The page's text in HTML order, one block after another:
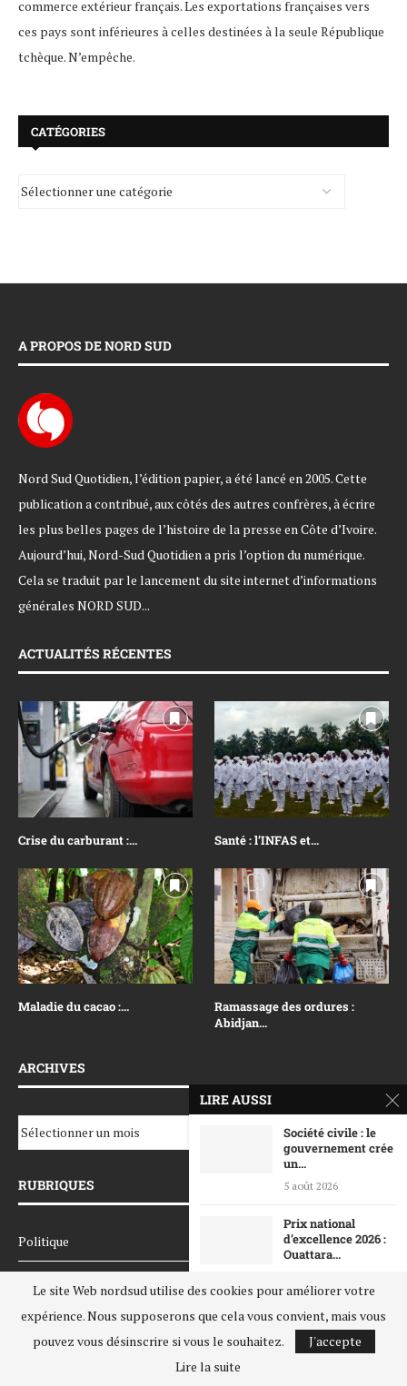
commerce extérieur français. Les exportations françaises vers
ces pays sont inférieures à celles destinées à la seule République
tchèque. N’empêche.
CATÉGORIES
A PROPOS DE NORD SUD
Nord Sud Quotidien, l’édition papier, a été lancé en 2005. Cette
publication a contribué, aux côtés des autres confrères, à écrire
les plus belles pages de l’histoire de la presse en Côte d’Ivoire.
Aujourd’hui, Nord-Sud Quotidien a pris l’option du numérique.
Cela se traduit par le lancement du site internet d’informations
générales NORD SUD...
ACTUALITÉS RÉCENTES
Crise du carburant :... Santé : l’INFAS et...
Maladie du cacao :...
Ramassage des ordures :
Abidjan...
ARCHIVES
RUBRIQUES
Politique
Economie
LIRE AUSSI
Société civile : le
gouvernement crée
un...
5 août 2026
Prix national
d’excellence 2026 :
Ouattara...
Chef d’état-major
général adjoint des
Armées :...
Le site Web nordsud utilise des cookies pour améliorer votre
expérience. Nous supposerons que cela vous convient, mais vous
pouvez vous désinscrire si vous le souhaitez.
J'accepte
Lire la suite